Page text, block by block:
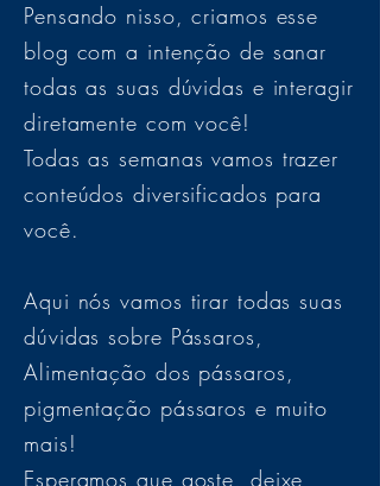
Pensando nisso, criamos esse
blog com a intenção de sanar
todas as suas dúvidas e interagir
diretamente com você!
Todas as semanas vamos trazer
conteúdos diversificados para
você.
Aqui nós vamos tirar todas suas
dúvidas sobre Pássaros,
Alimentação dos pássaros,
pigmentação pássaros e muito
mais!
Esperamos que goste, deixe